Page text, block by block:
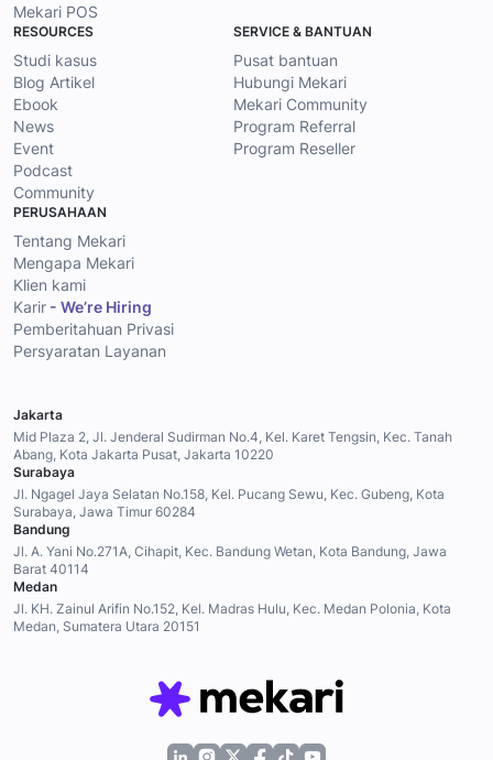
Mekari POS
RESOURCES
Studi kasus
Blog Artikel
Ebook
News
Event
Podcast
Community
SERVICE & BANTUAN
Pusat bantuan
Hubungi Mekari
Mekari Community
Program Referral
Program Reseller
PERUSAHAAN
Tentang Mekari
Mengapa Mekari
Klien kami
Karir - We’re Hiring
Pemberitahuan Privasi
Persyaratan Layanan
Jakarta
Mid Plaza 2, Jl. Jenderal Sudirman No.4, Kel. Karet Tengsin, Kec. Tanah
Abang, Kota Jakarta Pusat, Jakarta 10220
Surabaya
Jl. Ngagel Jaya Selatan No.158, Kel. Pucang Sewu, Kec. Gubeng, Kota
Surabaya, Jawa Timur 60284
Bandung
Jl. A. Yani No.271A, Cihapit, Kec. Bandung Wetan, Kota Bandung, Jawa
Barat 40114
Medan
Jl. KH. Zainul Arifin No.152, Kel. Madras Hulu, Kec. Medan Polonia, Kota
Medan, Sumatera Utara 20151